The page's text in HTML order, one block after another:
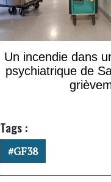
Un incendie dans
psychiatrique de
Tags :
GF38